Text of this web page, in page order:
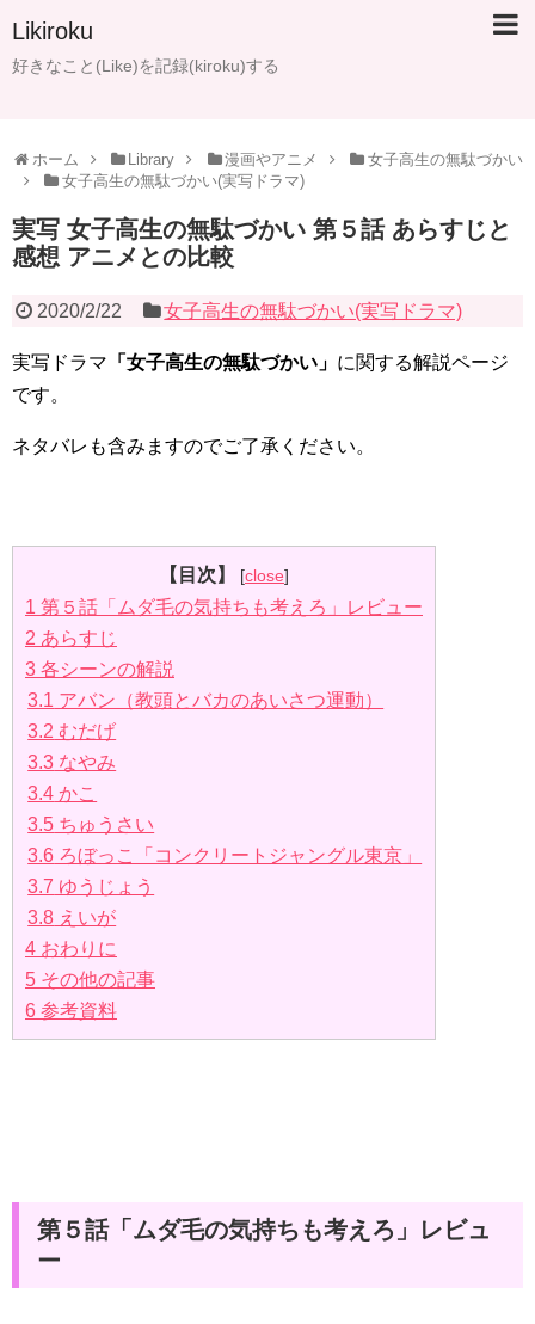
Likiroku
好きなこと(Like)を記録(kiroku)する
ホーム Library 漫画やアニメ
女子高生の無駄づかい
女子高生の無駄づかい(実写ドラマ)
実写 女子高生の無駄づかい 第５話 あらすじと
感想 アニメとの比較
2020/2/22 女子高生の無駄づかい(実写ドラマ)
実写ドラマ 「女子高生の無駄づかい」 に関する解説ページ
です。
ネタバレも含みますのでご了承ください。
【目次】 [close]
1 第５話「ムダ毛の気持ちも考えろ」レビュー
2 あらすじ
3 各シーンの解説
3.1 アバン（教頭とバカのあいさつ運動）
3.2 むだげ
3.3 なやみ
3.4 かこ
3.5 ちゅうさい
3.6 ろぼっこ「コンクリートジャングル東京」
3.7 ゆうじょう
3.8 えいが
4 おわりに
5 その他の記事
6 参考資料
第５話「ムダ毛の気持ちも考えろ」レビュ
ー